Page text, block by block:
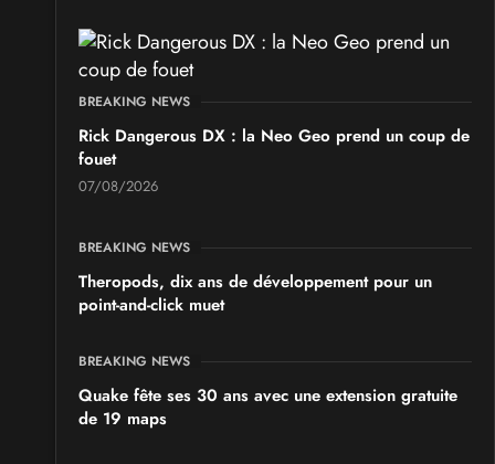
BREAKING NEWS
Rick Dangerous DX : la Neo Geo prend un coup de
fouet
07/08/2026
BREAKING NEWS
Theropods, dix ans de développement pour un
point-and-click muet
BREAKING NEWS
Quake fête ses 30 ans avec une extension gratuite
de 19 maps